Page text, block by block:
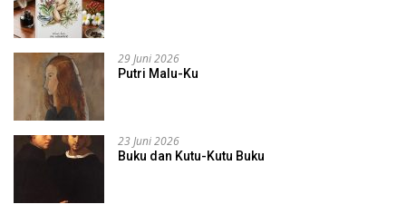
29 Juni 2026
Putri Malu-Ku
23 Juni 2026
Buku dan Kutu-Kutu Buku